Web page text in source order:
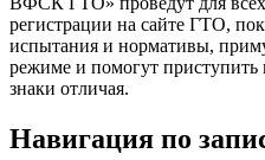
регистрации на сайте ГТО,
испытания и нормативы,
режиме и помогут
знаки отличая.
Навигация по